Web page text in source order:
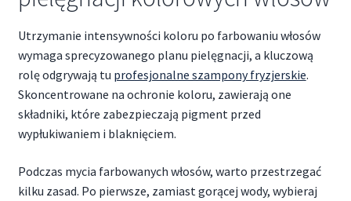
Utrzymanie intensywności koloru po farbowaniu włosów
wymaga sprecyzowanego planu pielęgnacji, a kluczową
rolę odgrywają tu profesjonalne szampony fryzjerskie.
Skoncentrowane na ochronie koloru, zawierają one
składniki, które zabezpieczają pigment przed
wypłukiwaniem i blaknięciem.
Podczas mycia farbowanych włosów, warto przestrzegać
kilku zasad. Po pierwsze, zamiast gorącej wody, wybieraj